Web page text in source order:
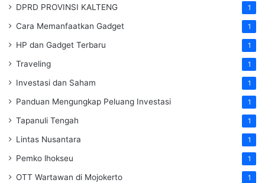
DPRD PROVINSI KALTENG 1
Cara Memanfaatkan Gadget 1
HP dan Gadget Terbaru 1
Traveling 1
Investasi dan Saham 1
Panduan Mengungkap Peluang Investasi 1
Tapanuli Tengah 1
Lintas Nusantara 1
Pemko lhokseu 1
OTT Wartawan di Mojokerto 1